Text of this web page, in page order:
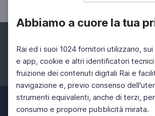
Abbiamo a cuore la tua
Rai ed i suoi 1024 fornitori utilizzano,
e app, cookie e altri identificatori
fruizione dei contenuti digitali Rai e
navigazione e, previo consenso
strumenti equivalenti, anche di terzi,
consumo e proporre pubblicità mirata.
Facebook Instagram